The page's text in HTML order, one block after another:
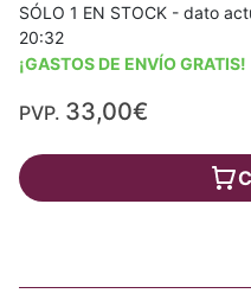
SÓLO 1 EN STOCK - dato
20:32
¡GASTOS DE ENVÍO GRATIS!
PVP. 33,00€